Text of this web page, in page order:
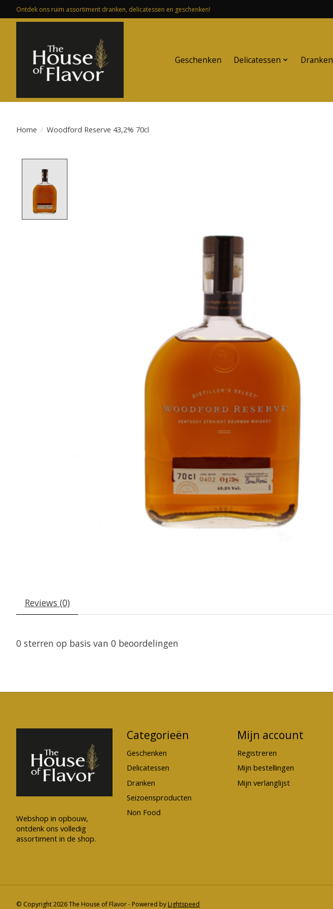
Ontdek ons ruim assortiment dranken, delicatessen en geschenken!
Geschenken Delicatessen Dranken
Home / Woodford Reserve 43,2% 70cl
Reviews (0)
0 sterren op basis van 0 beoordelingen
Webshop in opbouw,
ontdenk ons volledig
assortiment in de shop.
Categorieën
Geschenken
Delicatessen
Dranken
Seizoensproducten
Non Food
Mijn account
Registreren
Mijn bestellingen
Mijn verlanglijst
© Copyright 2026 The House of Flavor - Powered by Lightspeed